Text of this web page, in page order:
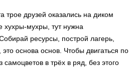
трое друзей оказались на диком
хухры-мухры, тут нужна
ресурсы, построй лагерь,
основа основ. Чтобы двигаться по
в трёх в ряд, без этого